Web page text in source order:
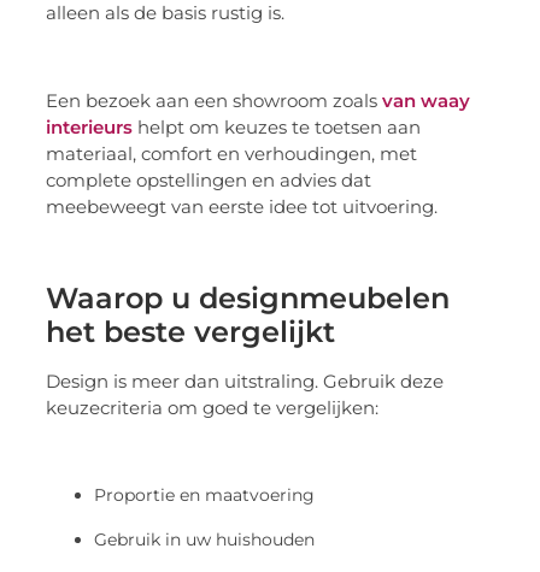
alleen als de basis rustig is.
Een bezoek aan een showroom zoalsvan waay
interieurs helpt om keuzes te toetsen aan
materiaal, comfort en verhoudingen, met
complete opstellingen en advies dat
meebeweegt van eerste idee tot uitvoering.
Waarop u designmeubelen
het beste vergelijkt
Design is meer dan uitstraling. Gebruik deze
keuzecriteria om goed te vergelijken:
Proportie en maatvoering
Gebruik in uw huishouden